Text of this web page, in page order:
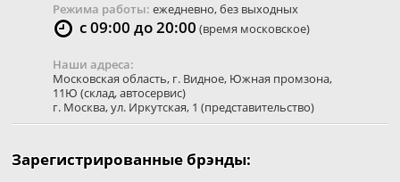
Режима работы: ежедневно, без выходных
с 09:00 до 20:00 (время московское)
Наши адреса:
Московская область, г. Видное, Южная промзона,
11Ю (склад, автосервис)
г. Москва,ул. Иркутская, 1 (представительство)
Зарегистрированные брэнды: